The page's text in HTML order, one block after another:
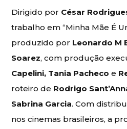
Dirigido por César
trabalho em “Minha Mãe É
produzido por Leonardo M
Soarez, com produção
Capelini, Tania Pacheco e
roteiro de Rodrigo
Sabrina Garcia. Com
nos cinemas brasileiros, a